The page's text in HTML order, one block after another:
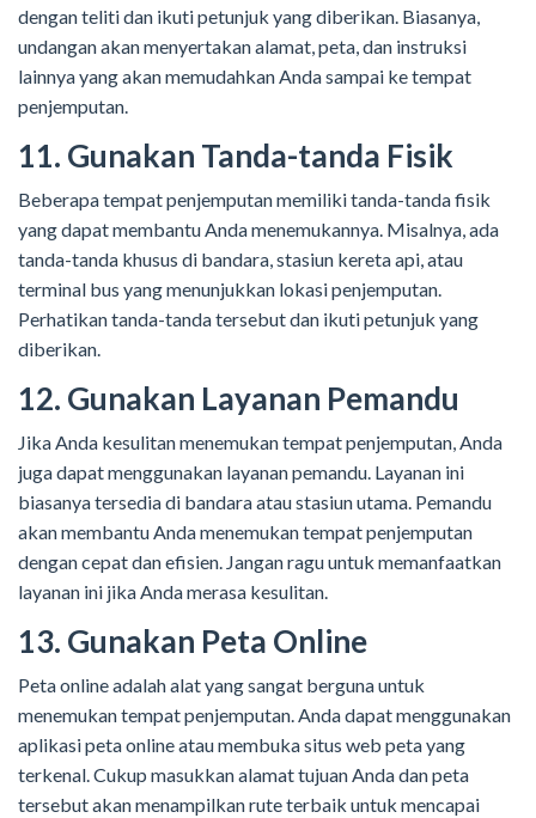
dengan teliti dan ikuti petunjuk yang diberikan. Biasanya,
undangan akan menyertakan alamat, peta, dan instruksi
lainnya yang akan memudahkan Anda sampai ke tempat
penjemputan.
11. Gunakan Tanda-tanda Fisik
Beberapa tempat penjemputan memiliki tanda-tanda fisik
yang dapat membantu Anda menemukannya. Misalnya, ada
tanda-tanda khusus di bandara, stasiun kereta api, atau
terminal bus yang menunjukkan lokasi penjemputan.
Perhatikan tanda-tanda tersebut dan ikuti petunjuk yang
diberikan.
12. Gunakan Layanan Pemandu
Jika Anda kesulitan menemukan tempat penjemputan, Anda
juga dapat menggunakan layanan pemandu. Layanan ini
biasanya tersedia di bandara atau stasiun utama. Pemandu
akan membantu Anda menemukan tempat penjemputan
dengan cepat dan efisien. Jangan ragu untuk memanfaatkan
layanan ini jika Anda merasa kesulitan.
13. Gunakan Peta Online
Peta online adalah alat yang sangat berguna untuk
menemukan tempat penjemputan. Anda dapat menggunakan
aplikasi peta online atau membuka situs web peta yang
terkenal. Cukup masukkan alamat tujuan Anda dan peta
tersebut akan menampilkan rute terbaik untuk mencapai